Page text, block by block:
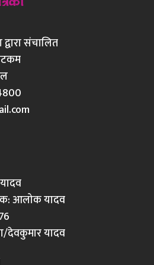
संचालित
आलोक यादव
देवकुमार यादव